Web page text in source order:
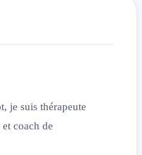
je suis thérapeute
coach de